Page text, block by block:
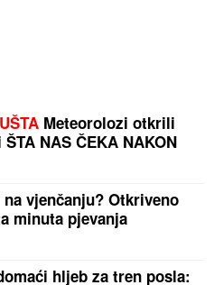
Meteorolozi otkrili
NAS ČEKA NAKON
vjenčanju? Otkriveno
minuta pjevanja
hljeb za tren posla: